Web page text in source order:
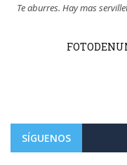
Y esto es como cuando
SÍGUENOS